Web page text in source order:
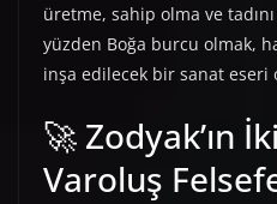
üretme, sahip olma ve tadını
yüzden Boğa burcu olmak,
inşa edilecek bir sanat eseri
🚀 Zodyak’ın
Varoluş